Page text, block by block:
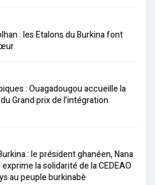
: les Etalons du Burkina font
: Ouagadougou accueille la
Grand prix de l’intégration
: le président ghanéen, Nana
la solidarité de la CEDEAO
au peuple burkinabè